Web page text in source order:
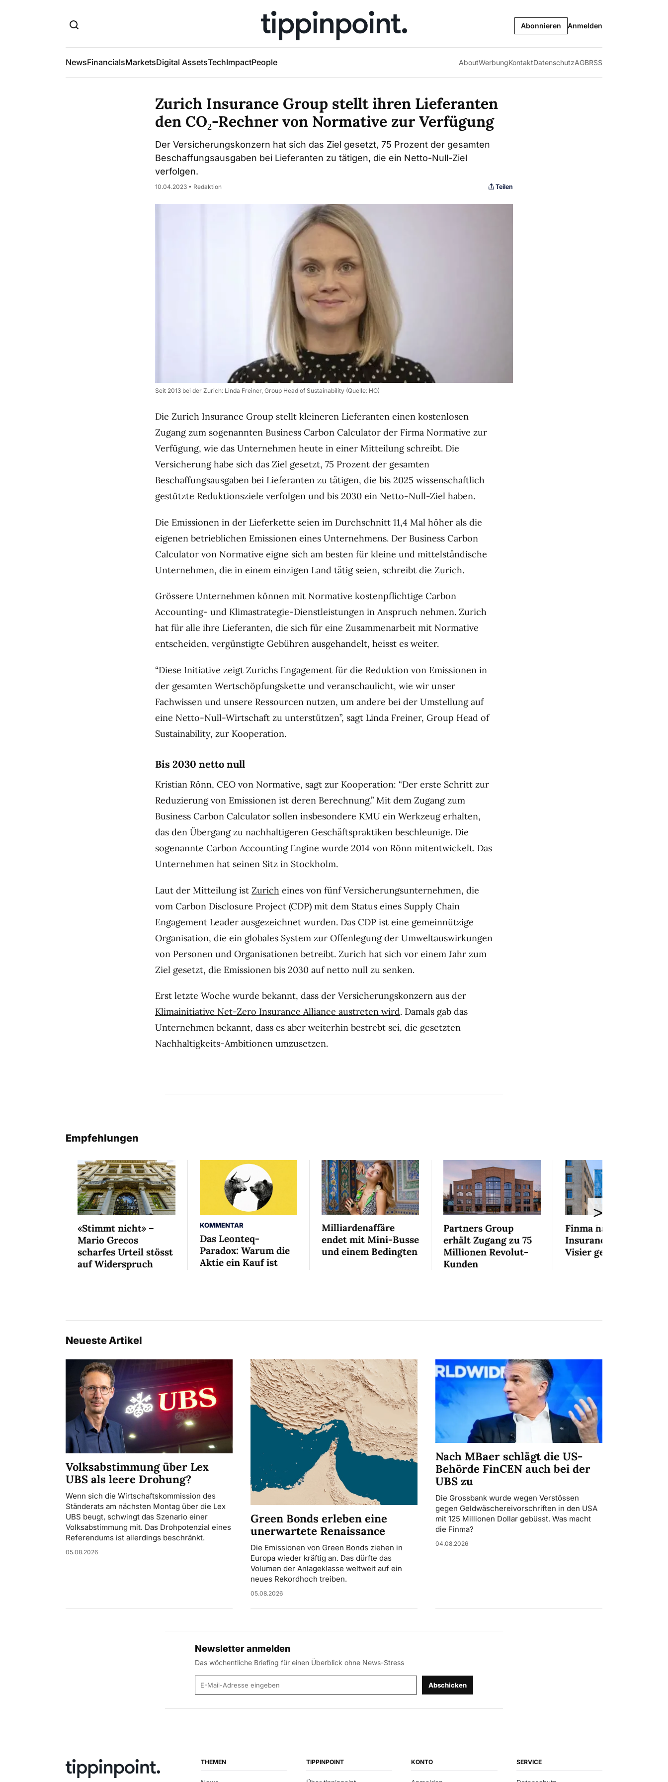
Abonnieren Anmelden
NewsFinancialsMarketsDigital AssetsTechImpactPeople AboutWerbungKontaktDatenschutzAGBRSS
Zurich Insurance Group stellt ihren Lieferanten
den CO₂-Rechner von Normative zur Verfügung
Der Versicherungskonzern hat sich das Ziel gesetzt, 75 Prozent der gesamten
Beschaffungsausgaben bei Lieferanten zu tätigen, die ein Netto-Null-Ziel
verfolgen.
10.04.2023 • Redaktion Teilen
Seit 2013 bei der Zurich: Linda Freiner, Group Head of Sustainability (Quelle: HO)
Die Zurich Insurance Group stellt kleineren Lieferanten einen kostenlosen
Zugang zum sogenannten Business Carbon Calculator der Firma Normative zur
Verfügung, wie das Unternehmen heute in einer Mitteilung schreibt. Die
Versicherung habe sich das Ziel gesetzt, 75 Prozent der gesamten
Beschaffungsausgaben bei Lieferanten zu tätigen, die bis 2025 wissenschaftlich
gestützte Reduktionsziele verfolgen und bis 2030 ein Netto-Null-Ziel haben.
Die Emissionen in der Lieferkette seien im Durchschnitt 11,4 Mal höher als die
eigenen betrieblichen Emissionen eines Unternehmens. Der Business Carbon
Calculator von Normative eigne sich am besten für kleine und mittelständische
Unternehmen, die in einem einzigen Land tätig seien, schreibt die Zurich.
Grössere Unternehmen können mit Normative kostenpflichtige Carbon
Accounting- und Klimastrategie-Dienstleistungen in Anspruch nehmen. Zurich
hat für alle ihre Lieferanten, die sich für eine Zusammenarbeit mit Normative
entscheiden, vergünstigte Gebühren ausgehandelt, heisst es weiter.
“Diese Initiative zeigt Zurichs Engagement für die Reduktion von Emissionen in
der gesamten Wertschöpfungskette und veranschaulicht, wie wir unser
Fachwissen und unsere Ressourcen nutzen, um andere bei der Umstellung auf
eine Netto-Null-Wirtschaft zu unterstützen”, sagt Linda Freiner, Group Head of
Sustainability, zur Kooperation.
Bis 2030 netto null
Kristian Rönn, CEO von Normative, sagt zur Kooperation: “Der erste Schritt zur
Reduzierung von Emissionen ist deren Berechnung.” Mit dem Zugang zum
Business Carbon Calculator sollen insbesondere KMU ein Werkzeug erhalten,
das den Übergang zu nachhaltigeren Geschäftspraktiken beschleunige. Die
sogenannte Carbon Accounting Engine wurde 2014 von Rönn mitentwickelt. Das
Unternehmen hat seinen Sitz in Stockholm.
Laut der Mitteilung ist Zurich eines von fünf Versicherungsunternehmen, die
vom Carbon Disclosure Project (CDP) mit dem Status eines Supply Chain
Engagement Leader ausgezeichnet wurden. Das CDP ist eine gemeinnützige
Organisation, die ein globales System zur Offenlegung der Umweltauswirkungen
von Personen und Organisationen betreibt. Zurich hat sich vor einem Jahr zum
Ziel gesetzt, die Emissionen bis 2030 auf netto null zu senken.
Erst letzte Woche wurde bekannt, dass der Versicherungskonzern aus der
Klimainitiative Net-Zero Insurance Alliance austreten wird. Damals gab das
Unternehmen bekannt, dass es aber weiterhin bestrebt sei, die gesetzten
Nachhaltigkeits-Ambitionen umzusetzen.
Empfehlungen
«Stimmt nicht» –
Mario Grecos
scharfes Urteil stösst
auf Widerspruch
KOMMENTAR
Das Leonteq-
Paradox: Warum die
Aktie ein Kauf ist
Milliardenaffäre
endet mit Mini-Busse
und einem Bedingten
Partners Group
erhält Zugang zu 75
Millionen Revolut-
Kunden
Finma hat die Zurich
Insurance Group ins
Visier genommen
>
Neueste Artikel
Volksabstimmung über Lex
UBS als leere Drohung?
Wenn sich die Wirtschaftskommission des
Ständerats am nächsten Montag über die Lex
UBS beugt, schwingt das Szenario einer
Volksabstimmung mit. Das Drohpotenzial eines
Referendums ist allerdings beschränkt.
05.08.2026
Green Bonds erleben eine
unerwartete Renaissance
Die Emissionen von Green Bonds ziehen in
Europa wieder kräftig an. Das dürfte das
Volumen der Anlageklasse weltweit auf ein
neues Rekordhoch treiben.
05.08.2026
Nach MBaer schlägt die US-
Behörde FinCEN auch bei der
UBS zu
Die Grossbank wurde wegen Verstössen
gegen Geldwäschereivorschriften in den USA
mit 125 Millionen Dollar gebüsst. Was macht
die Finma?
04.08.2026
Newsletter anmelden
Das wöchentliche Briefing für einen Überblick ohne News-Stress
E-Mail-Adresse Abschicken
THEMEN TIPPINPOINT KONTO SERVICE